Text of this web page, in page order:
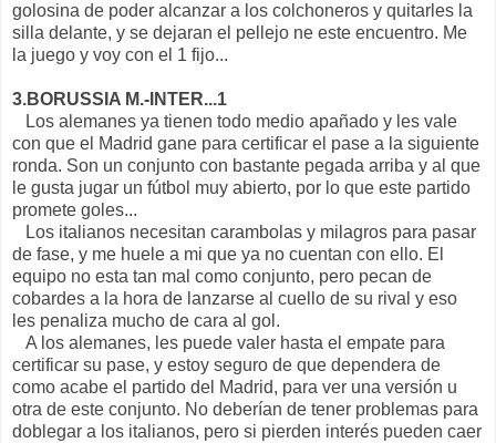
golosina de poder alcanzar a los colchoneros y quitarles la
silla delante, y se dejaran el pellejo ne este encuentro. Me
la juego y voy con el 1 fijo...
3.BORUSSIA M.-INTER...1
Los alemanes ya tienen todo medio apañado y les vale
con que el Madrid gane para certificar el pase a la siguiente
ronda. Son un conjunto con bastante pegada arriba y al que
le gusta jugar un fútbol muy abierto, por lo que este partido
promete goles...
Los italianos necesitan carambolas y milagros para pasar
de fase, y me huele a mi que ya no cuentan con ello. El
equipo no esta tan mal como conjunto, pero pecan de
cobardes a la hora de lanzarse al cuello de su rival y eso
les penaliza mucho de cara al gol.
A los alemanes, les puede valer hasta el empate para
certificar su pase, y estoy seguro de que dependera de
como acabe el partido del Madrid, para ver una versión u
otra de este conjunto. No deberían de tener problemas para
doblegar a los italianos, pero si pierden interés pueden caer